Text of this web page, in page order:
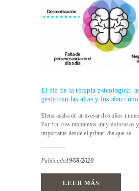
El fin de la terapia psicológica:
gestionan las altas y los
Elena acaba de atravesar dos años
Por fin, tras momentos muy dolorosos
importante desde el primer día que se...
Publicado19/08/2020
LEER MÁS